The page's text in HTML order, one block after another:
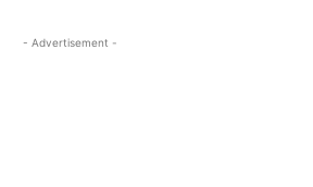
- Advertisement -